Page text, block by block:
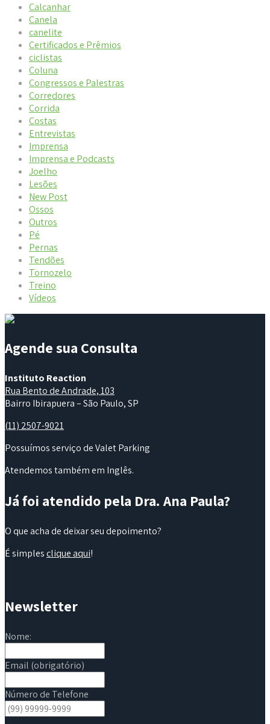
Calcanhar
Canela
canelite
Certificados e Prêmios
ciclistas
Coluna
Congressos e Palestras
Corredores
Corrida
Costas
Entrevistas
Imprensa
Imprensa e Podcasts
Joelho
Lesões
New Post
Ossos
Outros
Pé
Pernas
Tendões
Tornozelo
Treino
Vídeos
Agende sua Consulta
Instituto Reaction
Rua Bento de Andrade, 103
Bairro Ibirapuera – São Paulo, SP
(11) 2507-9021
Possuímos serviço de Valet Parking
Atendemos também em Inglês.
Já foi atendido pela Dra. Ana Paula?
O que acha de deixar seu depoimento?
É simplesclique aqui!
Newsletter
Nome:
Email (obrigatório)
Número de Telefone